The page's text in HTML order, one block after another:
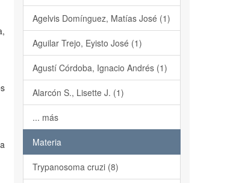
Agelvis Domínguez, Matías José (1)
Aguilar Trejo, Eyisto José (1)
Agustí Córdoba, Ignacio Andrés (1)
Alarcón S., Lisette J. (1)
... más
Materia
Trypanosoma cruzi (8)